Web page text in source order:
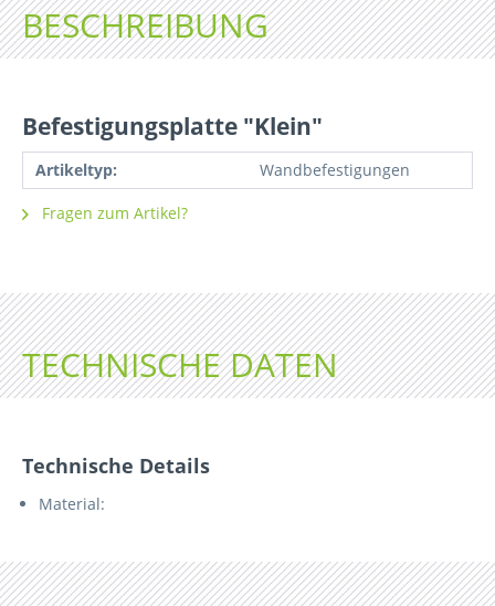
BESCHREIBUNG
Befestigungsplatte "Klein"
Artikeltyp: Wandbefestigungen
Fragen zum Artikel?
TECHNISCHE DATEN
Technische Details
Material: